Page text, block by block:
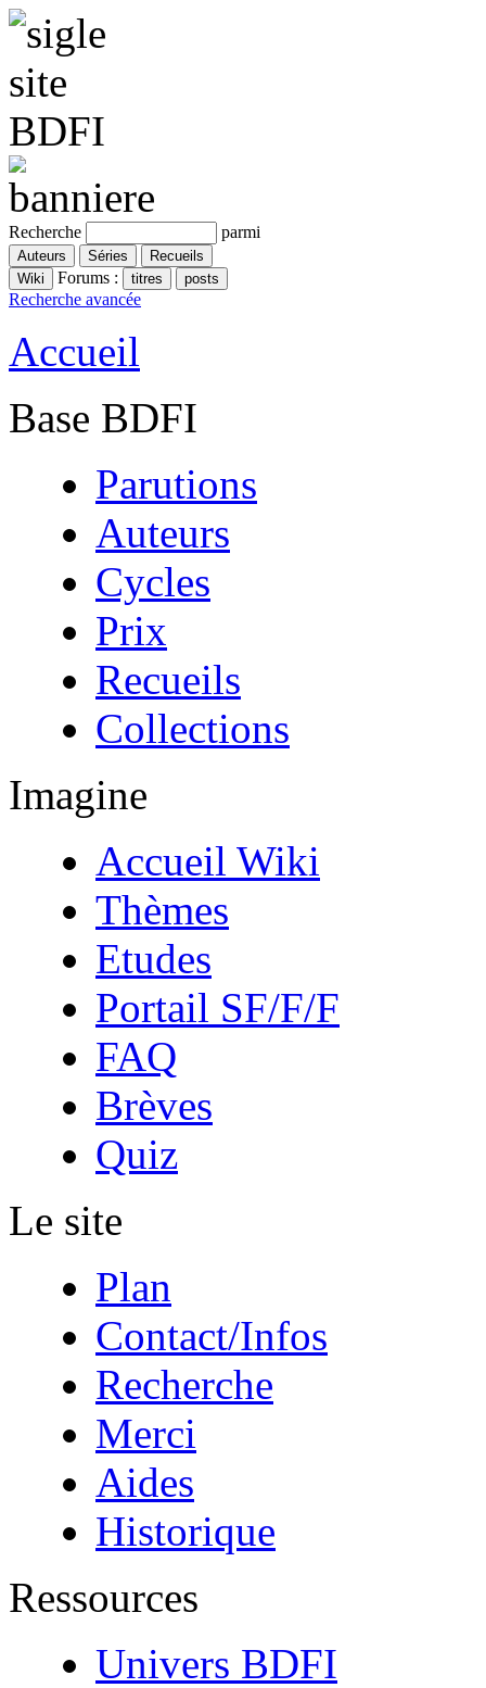
Recherche parmi
Forums :
Recherche avancée
Accueil
Base BDFI
Parutions
Auteurs
Cycles
Prix
Recueils
Collections
Imagine
Accueil Wiki
Thèmes
Etudes
Portail SF/F/F
FAQ
Brèves
Quiz
Le site
Plan
Contact/Infos
Recherche
Merci
Aides
Historique
Ressources
Univers BDFI